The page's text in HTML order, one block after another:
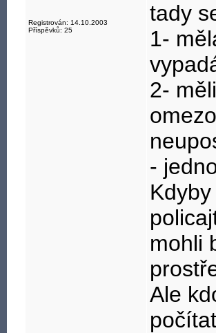
Registrován: 14.10.2003
Příspěvků: 25
tady
1-
2-
-
mohli
Ale